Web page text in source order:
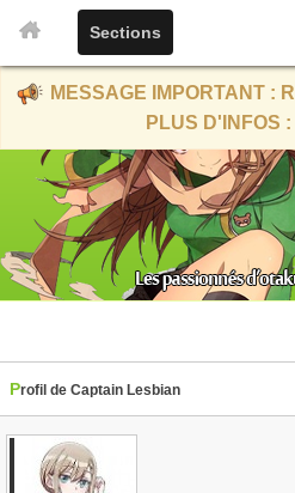
Sections
MESSAGE IMPORTANT :
PLUS D'INFOS :
Profil de Captain Lesbian